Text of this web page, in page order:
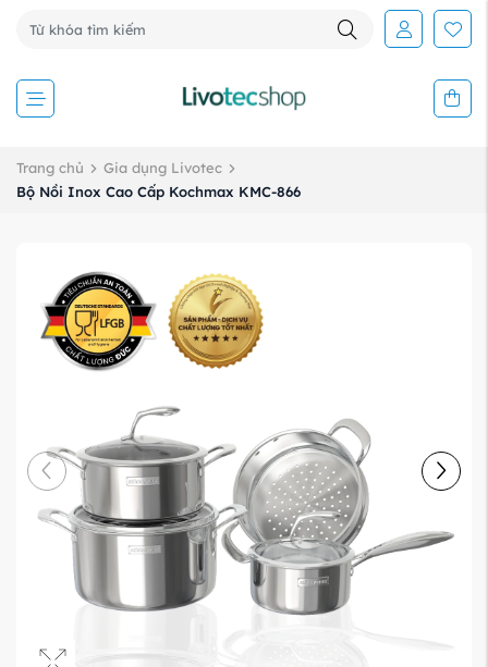
Trang chủ
Gia dụng Livotec
Bộ Nồi Inox Cao Cấp Kochmax KMC-866